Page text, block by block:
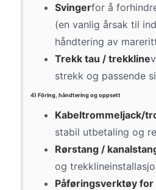
Svingerfor å
(en vanlig årsak til
håndtering av
Trekk tau / trekkline
strekk og passende
4) Fôring, håndtering og oppsett
Kabeltrommeljack/
stabil utbetaling og
Rørstang /
og
Påføringsverktøy